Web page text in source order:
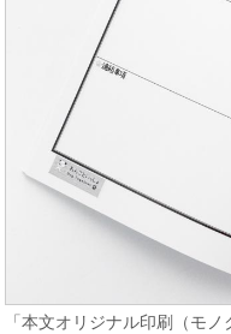
「本文オリジナル印刷（モ